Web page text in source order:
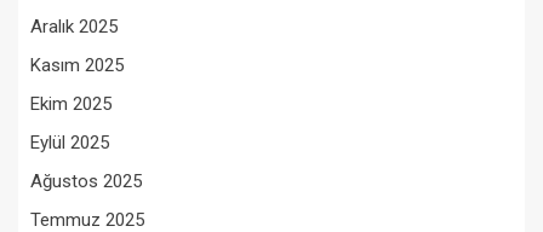
Aralık 2025
Kasım 2025
Ekim 2025
Eylül 2025
Ağustos 2025
Temmuz 2025